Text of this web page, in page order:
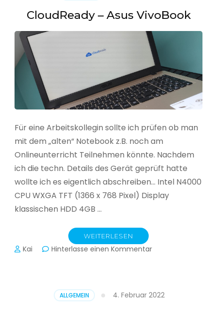
CloudReady – Asus VivoBook
Für eine Arbeitskollegin sollte ich prüfen ob man
mit dem „alten“ Notebook z.B. noch am
Onlineunterricht Teilnehmen könnte. Nachdem
ich die techn. Details des Gerät geprüft hatte
wollte ich es eigentlich abschreiben… Intel N4000
CPU WXGA TFT (1366 x 768 Pixel) Display
klassischen HDD 4GB …
WEITERLESEN
Kai Hinterlasse einen Kommentarzu
ALLGEMEIN 4. Februar 2022